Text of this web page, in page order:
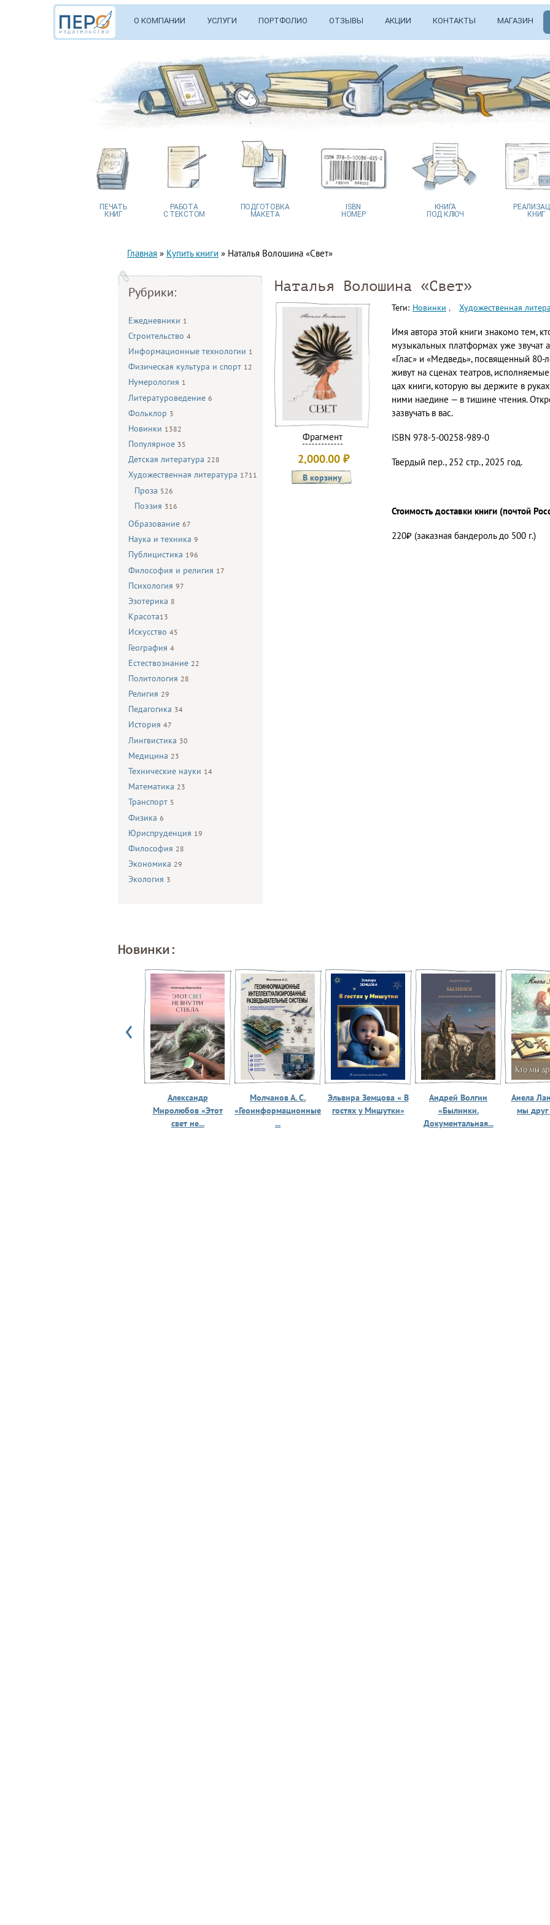
О КОМПАНИИ УСЛУГИ ПОРТФОЛИО ОТЗЫВЫ АКЦИИ КОНТАКТЫ МАГАЗИН
ПЕЧАТЬ
КНИГ
РАБОТА
С ТЕКСТОМ
ПОДГОТОВКА
МАКЕТА
ISBN
НОМЕР
КНИГА
ПОД КЛЮЧ
КНИГ
Главная » Купить книги » Наталья Волошина «Свет»
Рубрики:
Ежедневники 1
Строительство 4
Информационные технологии 1
Физическая культура и спорт 12
Нумерология 1
Литературоведение 6
Фольклор 3
Новинки 1382
Популярное 35
Детская литература 228
Художественная литература 1711
Проза 526
Поэзия 316
Образование 67
Наука и техника 9
Публицистика 196
Философия и религия 17
Психология 97
Эзотерика 8
Красота13
Искусство 45
География 4
Естествознание 22
Политология 28
Религия 29
Педагогика 34
История 47
Лингвистика 30
Медицина 23
Технические науки 14
Математика 23
Транспорт 5
Физика 6
Юриспруденция 19
Философия 28
Экономика 29
Экология 3
Наталья Волошина «Свет»
Фрагмент
2,000.00 ₽
Теги: Новинки Художественная
Имя автора этой книги знакомо тем,
музыкальных платформах уже звучат
«Глас» и «Медведь», посвященный
живут на сценах театров,
цах книги, которую вы держите в
ними наедине — в тишине чтения.
зазвучать в вас.
ISBN 978-5-00258-989-0
Твердый пер., 252 стр., 2025 год.
Стоимость доставки книги (почтой
220₽ (заказная бандероль до 500 г.)
Новинки:
Александр
Миролюбов «Этот
свет не...
Молчанов А. С.
«Геоинформационные
...
Эльвира Земцова « В
гостях у Мишутки»
Андрей Волгин
«Былинки.
Документальная...
Анела
мы друг